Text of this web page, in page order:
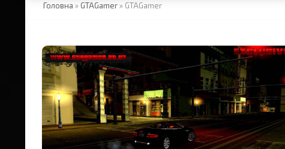
Головна »GTAGamer» GTAGamer